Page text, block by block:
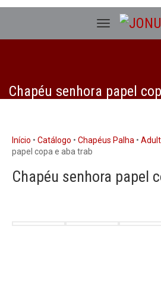
Chapéu senhora papel
Início • Catálogo • Chapéus Palha •
papel copa e aba trab
Chapéu senhora papel